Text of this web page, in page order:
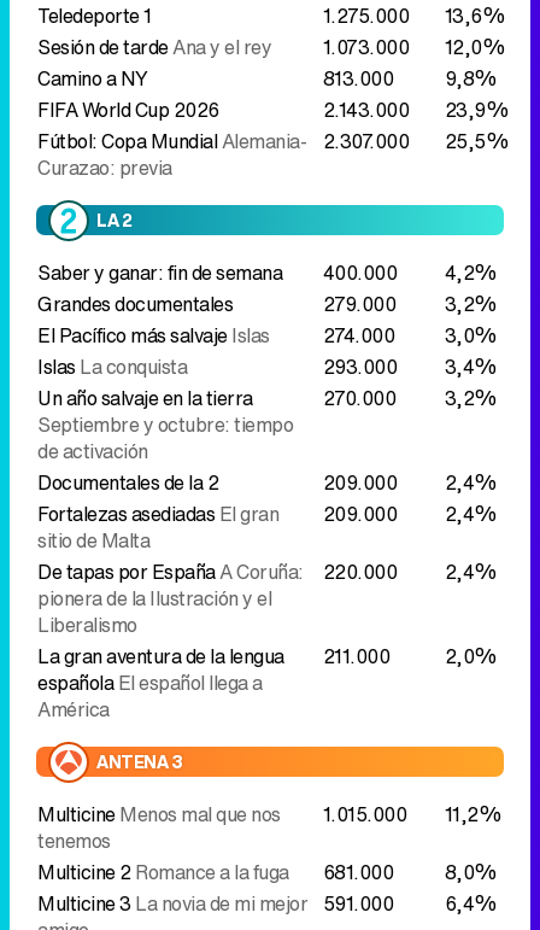
Teledeporte 1 1.275.000
13,6%
Sesión de tardeAna y el rey 1.073.000
12,0%
Camino a NY
813.000
9,8%
FIFA World Cup 2026
2.143.000
23,9%
Fútbol: Copa MundialAlemania-
Curazao: previa
2.307.000 25,5%
LA 2
Saber y ganar: fin de semana 400.000
4,2%
Grandes documentales
279.000
3,2%
El Pacífico más salvajeIslas 274.000
3,0%
Islas La conquista 293.000
3,4%
Un año salvaje en la tierra
Septiembre y octubre: tiempo
de activación
270.000 3,2%
Documentales de la 2 209.000
2,4%
Fortalezas asediadas El gran
sitio de Malta
209.000
2,4%
De tapas por EspañaA Coruña:
pionera de la Ilustración y el
Liberalismo
220.000 2,4%
La gran aventura de la lengua
españolaEl español llega a
América
211.000 2,0%
ANTENA 3
MulticineMenos mal que nos
tenemos
1.015.000
11,2%
Multicine 2Romance a la fuga 681.000
8,0%
Multicine 3La novia de mi mejor 591.000 6,4%